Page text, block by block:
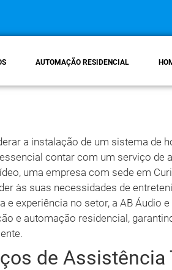
AUTOMAÇÃO RESIDENCIAL
a instalação de um sistema de
contar com um serviço de
uma empresa com sede em
às suas necessidades de
e experiência no setor, a AB Áudio
e automação residencial,
de Assistência